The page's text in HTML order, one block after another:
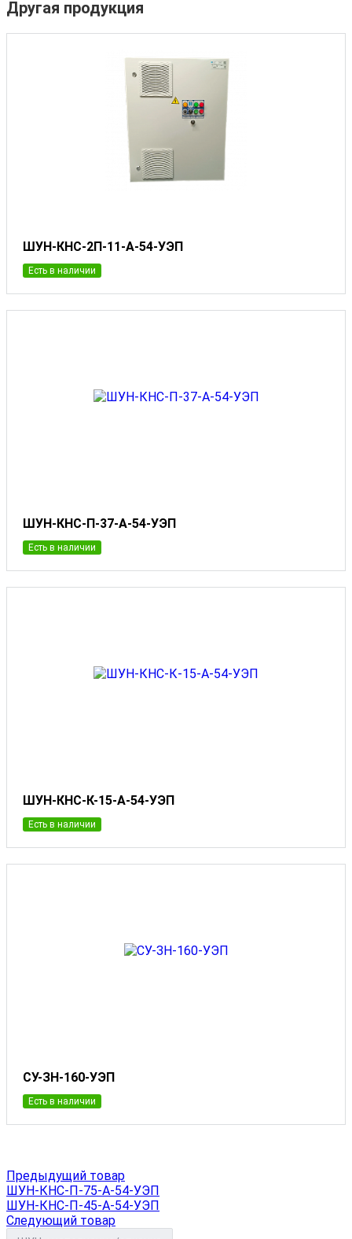
Другая продукция
ШУН-КНС-2П-11-А-54-УЭП
Есть в наличии
ШУН-КНС-П-37-А-54-УЭП
Есть в наличии
ШУН-КНС-К-15-А-54-УЭП
Есть в наличии
СУ-ЗН-160-УЭП
Есть в наличии
Предыдущий товар
ШУН-КНС-П-75-А-54-УЭП
ШУН-КНС-П-45-А-54-УЭП
Следующий товар